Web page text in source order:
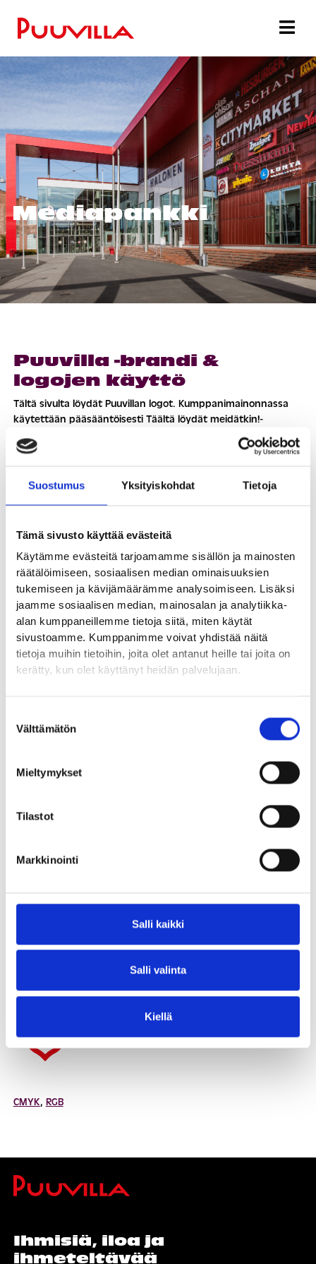
Suostumus Yksityiskohdat Tietoja
Tämä sivusto käyttää evästeitä
Käytämme evästeitä tarjoamamme sisällön ja mainosten
räätälöimiseen, sosiaalisen median ominaisuuksien
tukemiseen ja kävijämäärämme analysoimiseen. Lisäksi
jaamme sosiaalisen median, mainosalan ja analytiikka-
alan kumppaneillemme tietoja siitä, miten käytät
sivustoamme. Kumppanimme voivat yhdistää näitä
tietoja muihin tietoihin, joita olet antanut heille tai joita on
kerätty, kun olet käyttänyt heidän palvelujaan.
valinta
Välttämätön
Mieltymykset
Tilastot
Markkinointi
Salli kaikki
Salli valinta
Kiellä
Mediapankki
Puuvilla -brandi &
logojen käyttö
Tältä sivulta löydät Puuvillan logot. Kumppanimainonnassa
käytettään pääsääntöisesti Täältä löydät meidätkin!-
Virallista Puuvilla-logoa käytettäessä tulee logon käyttö ja
Puuvillata erikseen (alla vasemmalla).
Lähetämme medialle erillisestä pyynnöstä viimeisimpiä
julkaisuja, lehdistötiedotteita ja raportteja sekä järjestämme
tutustumiskäyntejä kauppakeskukseen ja koko
kaupunkikorttelin alueeseen.
Lisäkysymykset, graafinen ohjeisto ja muut Puuvillan
brandimateriaalien tiedustelut:
p. 044 535 9663
Logot
CMYK,RGB
CMYK, RGB
Ihmisiä, iloa ja
ihmeteltävää